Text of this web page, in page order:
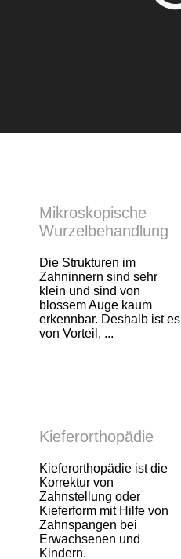
Mikroskopische
Wurzelbehandlung
Die Strukturen im
Zahninnern sind sehr
klein und sind von
blossem Auge kaum
erkennbar. Deshalb ist es
von Vorteil, ...
Kieferorthopädie
Kieferorthopädie ist die
Korrektur von
Zahnstellung oder
Kieferform mit Hilfe von
Zahnspangen bei
Erwachsenen und
Kindern.